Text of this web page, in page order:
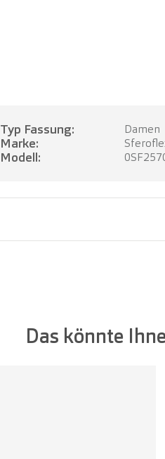
Typ Fassung: Damen
Marke:
Modell:
Das könnte